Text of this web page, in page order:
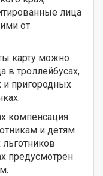
лица
от
карту можно
в троллейбусах,
и пригородных
компенсация
и детям
предусмотрен